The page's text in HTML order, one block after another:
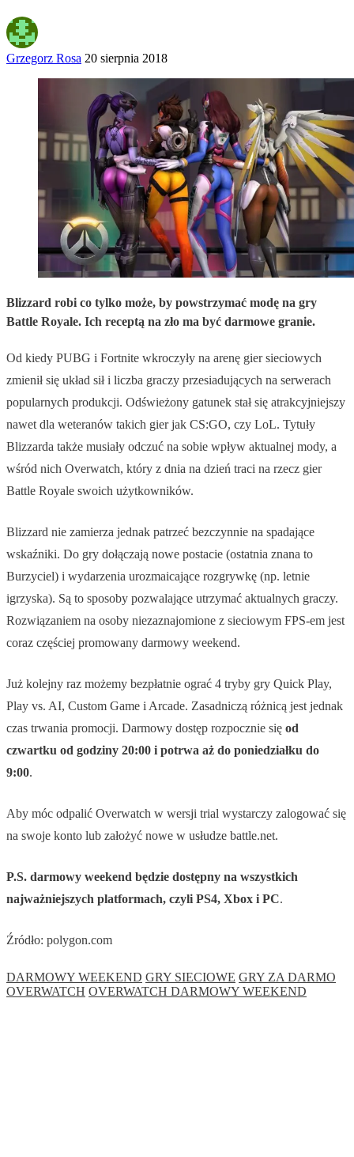
Grzegorz Rosa 20 sierpnia 2018
Blizzard robi co tylko może, by powstrzymać modę na gry
Battle Royale. Ich receptą na zło ma być darmowe granie.
Od kiedy PUBG i Fortnite wkroczyły na arenę gier sieciowych
zmienił się układ sił i liczba graczy przesiadujących na serwerach
popularnych produkcji. Odświeżony gatunek stał się atrakcyjniejszy
nawet dla weteranów takich gier jak CS:GO, czy LoL. Tytuły
Blizzarda także musiały odczuć na sobie wpływ aktualnej mody, a
wśród nich Overwatch, który z dnia na dzień traci na rzecz gier
Battle Royale swoich użytkowników.
Blizzard nie zamierza jednak patrzeć bezczynnie na spadające
wskaźniki. Do gry dołączają nowe postacie (ostatnia znana to
Burzyciel) i wydarzenia urozmaicające rozgrywkę (np. letnie
igrzyska). Są to sposoby pozwalające utrzymać aktualnych graczy.
Rozwiązaniem na osoby niezaznajomione z sieciowym FPS-em jest
coraz częściej promowany darmowy weekend.
Już kolejny raz możemy bezpłatnie ograć 4 tryby gry Quick Play,
Play vs. AI, Custom Game i Arcade. Zasadniczą różnicą jest jednak
czas trwania promocji. Darmowy dostęp rozpocznie się od
czwartku od godziny 20:00 i potrwa aż do poniedziałku do
9:00.
Aby móc odpalić Overwatch w wersji trial wystarczy zalogować się
na swoje konto lub założyć nowe w usłudze battle.net.
P.S. darmowy weekend będzie dostępny na wszystkich
najważniejszych platformach, czyli PS4, Xbox i PC.
Źródło: polygon.com
DARMOWY WEEKEND GRY SIECIOWE GRY ZA DARMO
OVERWATCH OVERWATCH DARMOWY WEEKEND